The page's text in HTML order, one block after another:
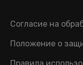
Согласие на
Положение о